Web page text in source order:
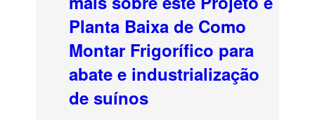
Planta Baixa de Como
Montar Frigorífico para
abate e industrialização
de suínos